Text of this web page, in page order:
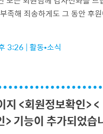
족해 죄송하게도 그 동안 후
3:26 |활동•소식
지 <회원정보확인> <
> 기능이 추가되었습